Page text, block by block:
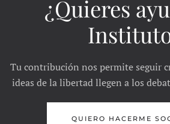
¿Quieres
Tu contribución nos permite seguir
ideas de la libertad llegen a los
QUIERO HACERME